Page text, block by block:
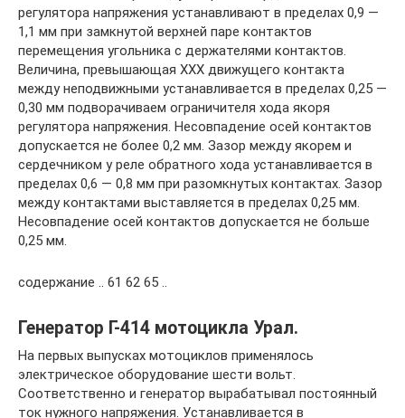
регулятора напряжения устанавливают в пределах 0,9 —
1,1 мм при замкнутой верхней паре контактов
перемещения угольника с держателями контактов.
Величина, превышающая XXX движущего контакта
между неподвижными устанавливается в пределах 0,25 —
0,30 мм подворачиваем ограничителя хода якоря
регулятора напряжения. Несовпадение осей контактов
допускается не более 0,2 мм. Зазор между якорем и
сердечником у реле обратного хода устанавливается в
пределах 0,6 — 0,8 мм при разомкнутых контактах. Зазор
между контактами выставляется в пределах 0,25 мм.
Несовпадение осей контактов допускается не больше
0,25 мм.
содержание .. 61 62 65 ..
Генератор Г-414 мотоцикла Урал.
На первых выпусках мотоциклов применялось
электрическое оборудование шести вольт.
Соответственно и генератор вырабатывал постоянный
ток нужного напряжения. Устанавливается в